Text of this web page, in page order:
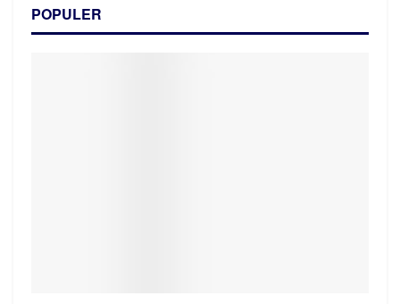
POPULER